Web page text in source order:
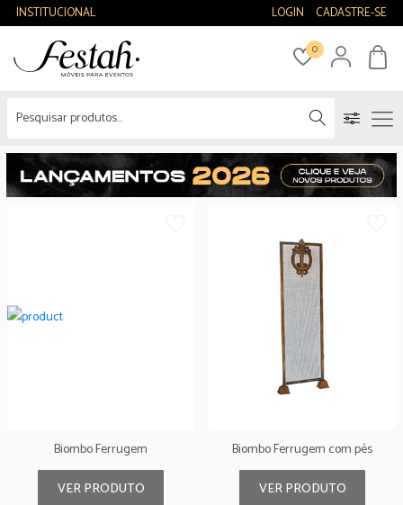
INSTITUCIONAL LOGIN CADASTRE-SE
0
Biombo Ferrugem
VER PRODUTO
Biombo Ferrugem com pés
VER PRODUTO